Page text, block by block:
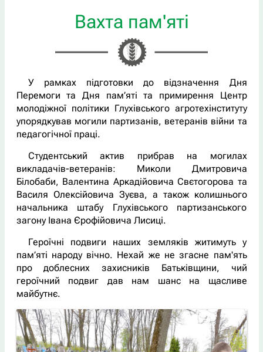
Вахта пам'яті
У рамках підготовки до відзначення Дня
Перемоги та Дня пам’яті та примирення Центр
молодіжної політики Глухівського агротехінституту
упорядкував могили партизанів, ветеранів війни та
педагогічної праці.
Студентський актив прибрав на могилах
викладачів-ветеранів: Миколи Дмитровича
Білобаби, Валентина Аркадійовича Свєтогорова та
Василя Олексійовича Зуєва, а також колишнього
начальника штабу Глухівського партизанського
загону Івана Єрофійовича Лисиці.
Героїчні подвиги наших земляків житимуть у
пам’яті народу вічно. Нехай же не згасне пам'ять
про доблесних захисників Батьківщини, чий
героїчний подвиг дав нам шанс на щасливе
майбутнє.